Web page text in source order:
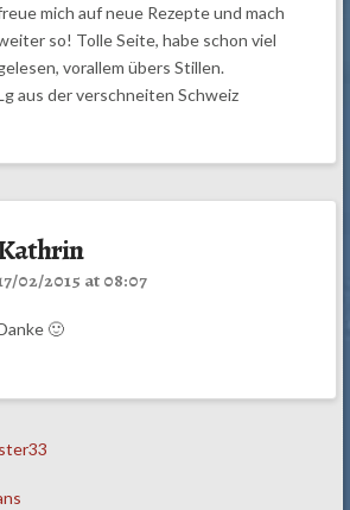
mich auf neue Rezepte und mach
so! Tolle Seite, habe schon viel
vorallem übers Stillen.
aus der verschneiten Schweiz
02/2015 at 08:07
🙂